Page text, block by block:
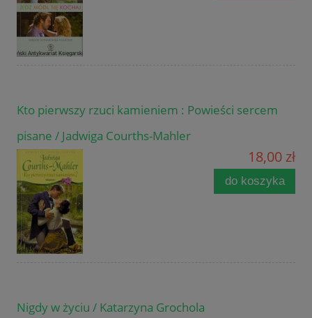
Kto pierwszy rzuci kamieniem : Powieści sercem
pisane / Jadwiga Courths-Mahler
18,00 zł
do koszyka
Nigdy w życiu / Katarzyna Grochola